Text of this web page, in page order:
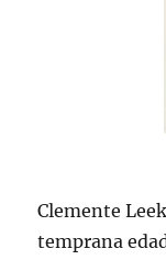
Clemente
temprana